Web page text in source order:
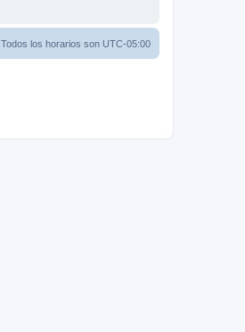
Todos los horarios son UTC-05:00